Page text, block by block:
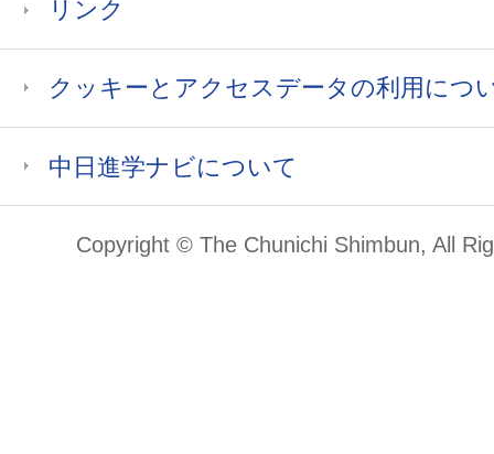
リンク
クッキーとアクセスデータの利用につ
中日進学ナビについて
Copyright © The Chunichi Shimbun, All